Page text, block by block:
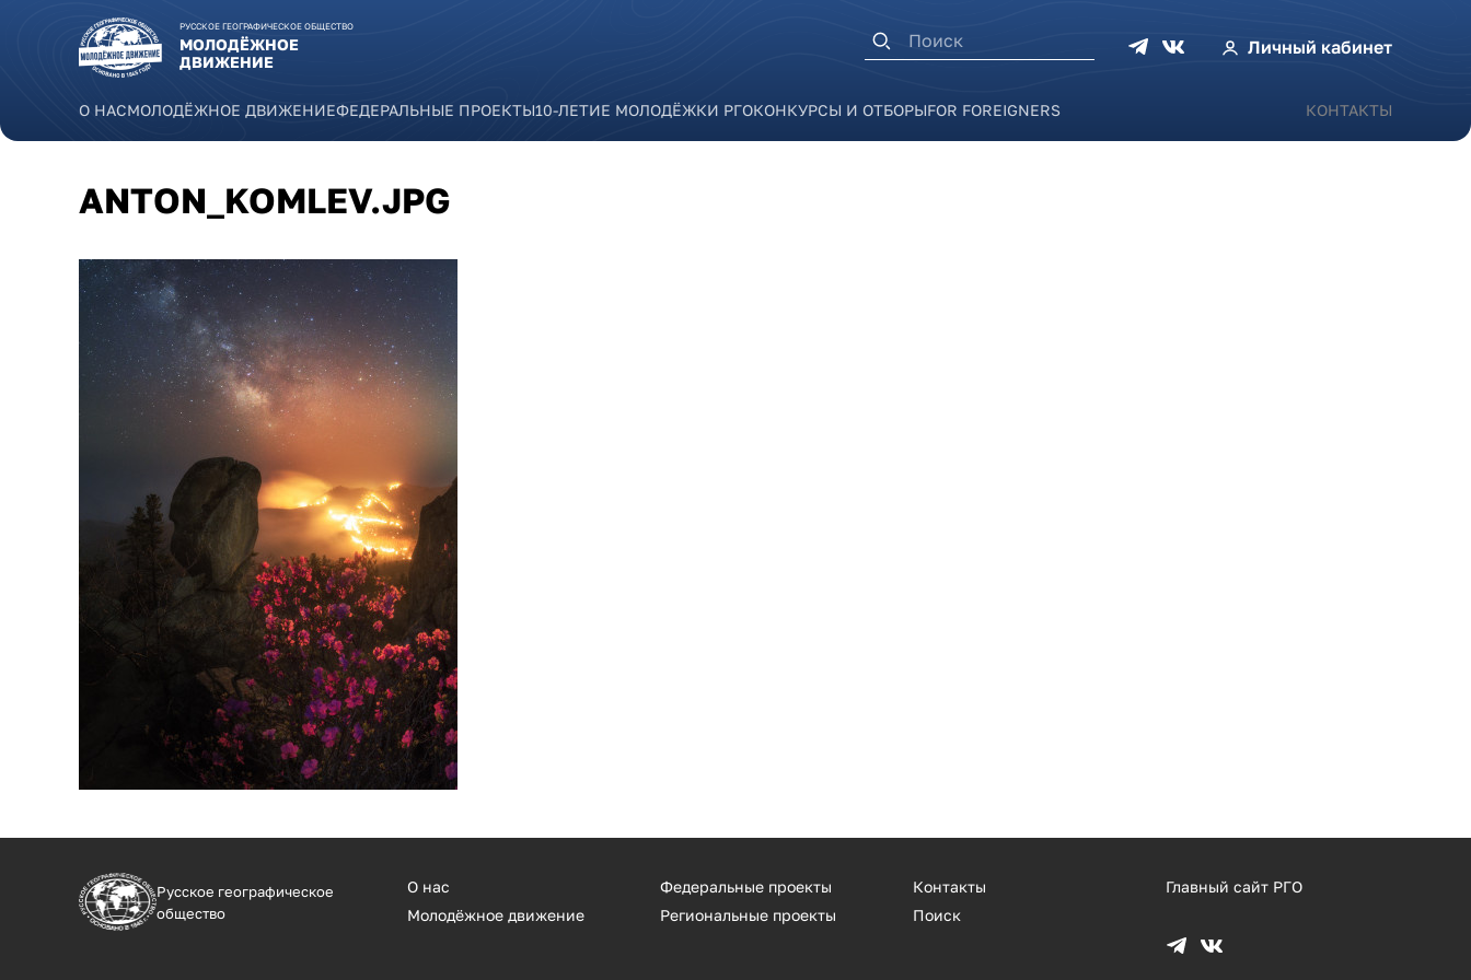
РУССКОЕ ГЕОГРАФИЧЕСКОЕ ОБЩЕСТВО
МОЛОДЁЖНОЕ
ДВИЖЕНИЕ
Личный кабинет
Форма поиска
О НАСМОЛОДЁЖНОЕ ДВИЖЕНИЕФЕДЕРАЛЬНЫЕ ПРОЕКТЫ10-ЛЕТИЕ МОЛОДЁЖКИ РГОКОНКУРСЫ И ОТБОРЫFOR FOREIGNERS КОНТАКТЫ
ANTON_KOMLEV.JPG
Русское географическое
общество
О нас
Молодёжное движение
Федеральные проекты
Региональные проекты
Контакты
Поиск
Главный сайт РГО